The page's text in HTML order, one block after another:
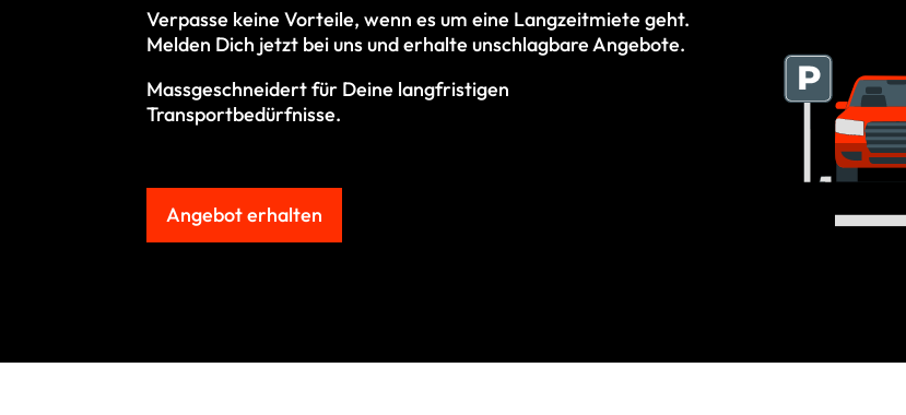
Verpasse keine Vorteile, wenn es um eine Langzeitmiete geht.
Melden Dich jetzt bei uns und erhalte unschlagbare Angebote.
Massgeschneidert für Deine langfristigen
Transportbedürfnisse.
Angebot erhalten